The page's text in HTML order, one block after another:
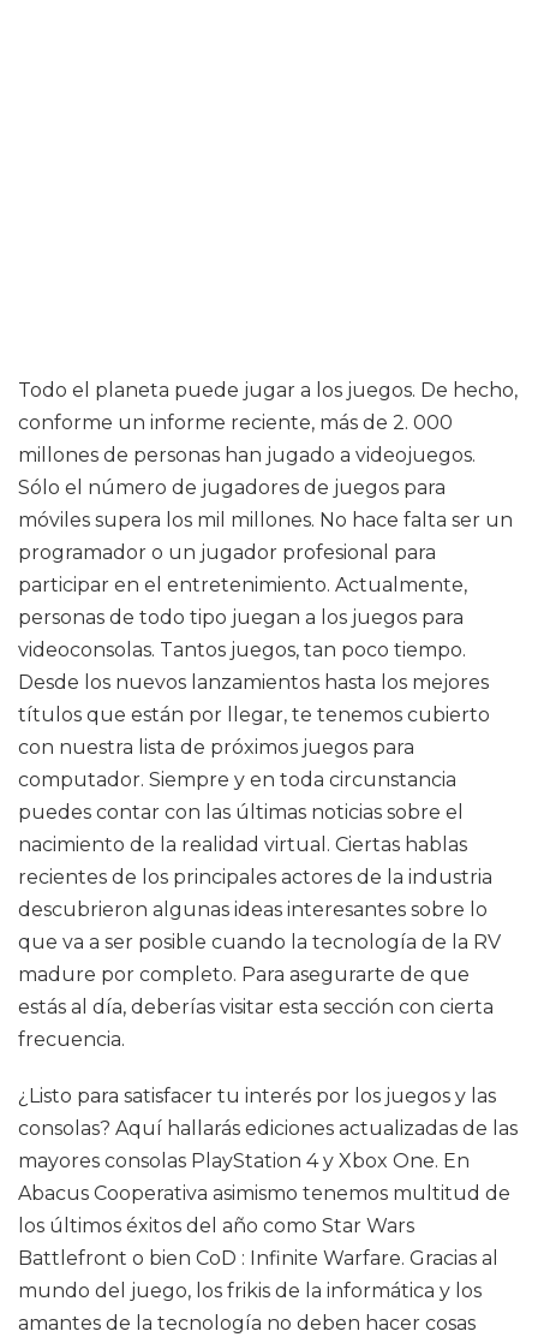
Todo el planeta puede jugar a los juegos. De hecho,
conforme un informe reciente, más de 2. 000
millones de personas han jugado a videojuegos.
Sólo el número de jugadores de juegos para
móviles supera los mil millones. No hace falta ser un
programador o un jugador profesional para
participar en el entretenimiento. Actualmente,
personas de todo tipo juegan a los juegos para
videoconsolas. Tantos juegos, tan poco tiempo.
Desde los nuevos lanzamientos hasta los mejores
títulos que están por llegar, te tenemos cubierto
con nuestra lista de próximos juegos para
computador. Siempre y en toda circunstancia
puedes contar con las últimas noticias sobre el
nacimiento de la realidad virtual. Ciertas hablas
recientes de los principales actores de la industria
descubrieron algunas ideas interesantes sobre lo
que va a ser posible cuando la tecnología de la RV
madure por completo. Para asegurarte de que
estás al día, deberías visitar esta sección con cierta
frecuencia.
¿Listo para satisfacer tu interés por los juegos y las
consolas? Aquí hallarás ediciones actualizadas de las
mayores consolas PlayStation 4 y Xbox One. En
Abacus Cooperativa asimismo tenemos multitud de
los últimos éxitos del año como Star Wars
Battlefront o bien CoD : Infinite Warfare. Gracias al
mundo del juego, los frikis de la informática y los
amantes de la tecnología no deben hacer cosas